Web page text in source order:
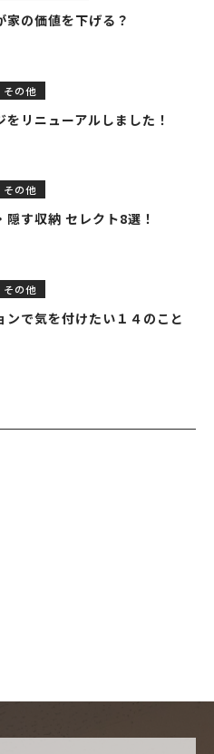
家の価値を下げる？
その他
をリニューアルしました！
その他
隠す収納 セレクト8選！
その他
ンで気を付けたい１４のこと